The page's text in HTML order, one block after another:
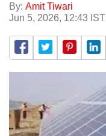
By: Amit Tiwari
Jun 5, 2026, 12:43 IST